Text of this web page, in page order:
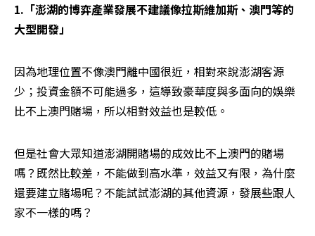
1.「澎湖的博弈產業發展不建議像拉斯維加斯、澳門等的
大型開發」
因為地理位置不像澳門離中國很近，相對來說澎湖客源
少；投資金額不可能過多，這導致豪華度與多面向的娛樂
比不上澳門賭場，所以相對效益也是較低。
但是社會大眾知道澎湖開賭場的成效比不上澳門的賭場
嗎？既然比較差，不能做到高水準，效益又有限，為什麼
還要建立賭場呢？不能試試澎湖的其他資源，發展些跟人
家不一樣的嗎？